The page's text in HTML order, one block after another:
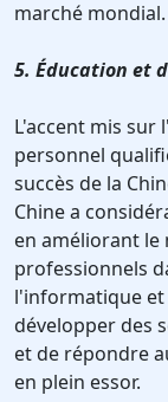
marché mondial.
5. Éducation et
L'accent mis
personnel
succès de la
Chine a
en améliorant le
professionnels
l'informatique et
développer des
et de répondre
en plein essor.